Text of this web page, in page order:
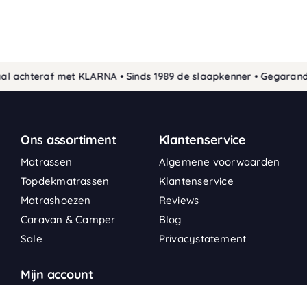
met KLARNA • Sinds 1989 de slaapkenner •
Ons assortiment
Matrassen
Topdekmatrassen
Matrashoezen
Caravan & Camper
Sale
Klantenservice
Algemene voorwaarden
Klantenservice
Reviews
Blog
Privacystatement
Mijn account